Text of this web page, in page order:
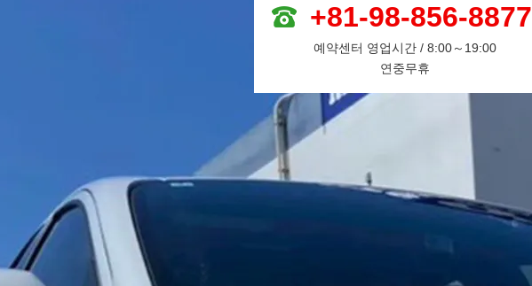
+81-98-856-8877
예약센터 영업시간 / 8:00～19:00
연중무휴